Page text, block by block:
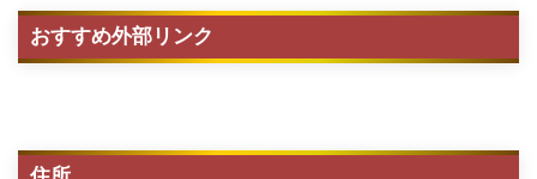
おすすめ外部リンク